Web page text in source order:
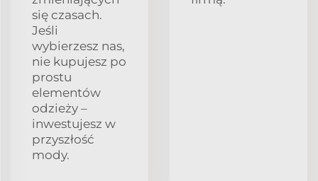
się czasach.
Jeśli
wybierzesz nas,
nie kupujesz po
prostu
elementów
odzieży –
inwestujesz w
przyszłość
mody.